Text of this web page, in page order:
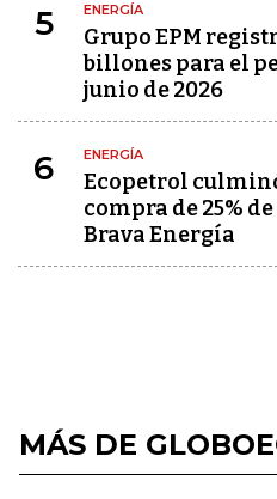
5 ENERGÍA
Grupo EPM
billones para el
junio de 2026
6 ENERGÍA
Ecopetrol
compra de 25%
Brava Energía
MÁS DE